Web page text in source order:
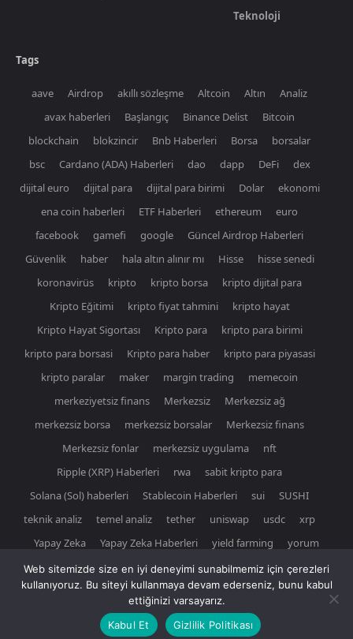
Teknoloji
Tags
aave Airdrop akıllı sözleşme Altcoin Altın
Analiz
avax haberleri
Başlangıç Binance Delist
Bitcoin
blockchain
blokzincir Bnb Haberleri Borsa
borsalar
bsc
Cardano (ADA) Haberleri dao dapp DeFi
dex
dijital euro
dijital para dijital para birimi Dolar
ekonomi
ena coin haberleri
ETF Haberleri ethereum
euro
facebook
gamefi google
Güncel Airdrop Haberleri
Güvenlik
haber hala altın alınır mı Hisse
hisse senedi
koronavirüs
kripto kripto borsa
kripto dijital para
Kripto Eğitimi
kripto fiyat tahmini
kripto hayat
Kripto Hayat Sigortası
Kripto para
kripto para birimi
kripto para borsasi
Kripto para haber
kripto para piyasasi
kripto paralar
maker margin trading
memecoin
merkeziyetsiz finans
Merkezsiz
Merkezsiz ağ
merkezsiz borsa
merkezsiz borsalar
Merkezsiz finans
Merkezsiz fonlar
merkezsiz uygulama
nft
Ripple (XRP) Haberleri
rwa
sabit kripto para
Solana (Sol) haberleri
Stablecoin Haberleri sui
SUSHI
teknik analiz
temel analiz tether uniswap usdc
xrp
Yapay Zeka
Yapay Zeka Haberleri yield farming yorum
© Newspaper WordPress Theme by TagDiv
Web sitemizde size en iyi deneyimi sunabilmemiz için çerezleri
kullanıyoruz. Bu siteyi kullanmaya devam ederseniz, bunu kabul
ettiğinizi varsayarız.
Kabul Et
Gizlilik Politikası